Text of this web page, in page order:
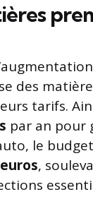
des
tarifs.
par an pour
le
,